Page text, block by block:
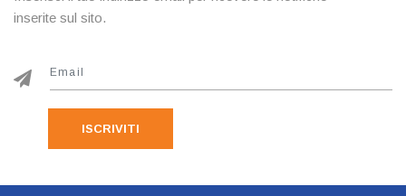
inserite sul sito.
ISCRIVITI